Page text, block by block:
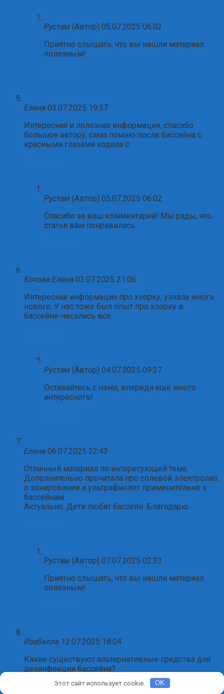
Рустам (Автор) 05.07.2025 06:02
Приятно слышать, что вы нашли материал
полезным!
Елена 03.07.2025 19:57
Интересная и полезная информация, спасибо
большое автору, сама помню после бассейна с
красными глазами ходила☺️
Рустам (Автор) 05.07.2025 06:02
Спасибо за ваш комментарий! Мы рады, что
статья вам понравилась.
Котова Елена 03.07.2025 21:06
Интересная информация про хлорку, узнала много
нового. У нас тоже был опыт про хлорку в
бассейне-чесались все.
Рустам (Автор) 04.07.2025 09:27
Оставайтесь с нами, впереди ещё много
интересного!
Елена 06.07.2025 22:43
Отличный материал по интересующей теме.
Дополнительно прочитала про солевой электролиз,
о зонировании и ультрафиолет применительно к
бассейнам.
Актуально. Дети любят бассейн. Благодарю
Рустам (Автор) 07.07.2025 02:33
Приятно слышать, что вы нашли материал
полезным!
Изабелла 12.07.2025 18:04
Какие существуют альтернативные средства для
дезинфекции бассейна?
ОтветитьЭтот сайт использует cookie. OK